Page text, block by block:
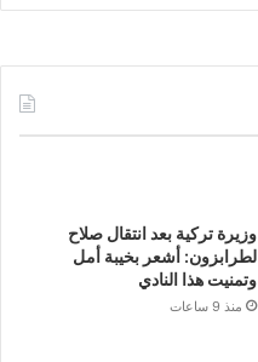
وزيرة تركية بعد انتقال صلاح
لطرابزون: أشعر بخيبة أمل
وتمنيت هذا النادي
منذ 9 ساعات